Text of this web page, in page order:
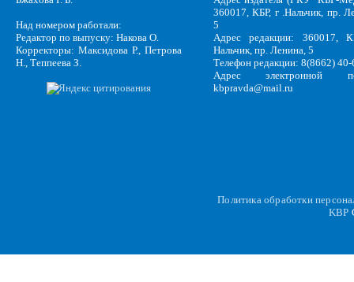
Над номером работали:
Редактор по выпуску: Накова О.
Корректоры: Максидова Р., Петрова
Н., Теппеева З.
360017, КБР, г .Нальчик, пр.
5
Адрес редакции: 360017,
Нальчик, пр. Ленина, 5
Телефон редакции: 8(8662)
Адрес электронной
kbpravda@mail.ru
Политика обработки
KBP